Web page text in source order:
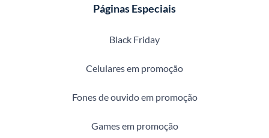
Páginas Especiais
Black Friday
Celulares em promoção
Fones de ouvido em promoção
Games em promoção